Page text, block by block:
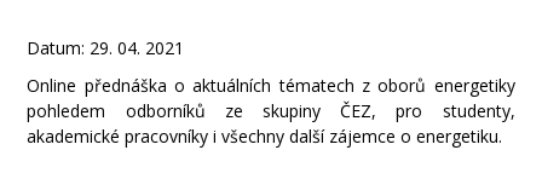
Datum: 29. 04. 2021
Online přednáška o aktuálních tématech z oborů energetiky
pohledem odborníků ze skupiny ČEZ, pro studenty,
akademické pracovníky i všechny další zájemce o energetiku.